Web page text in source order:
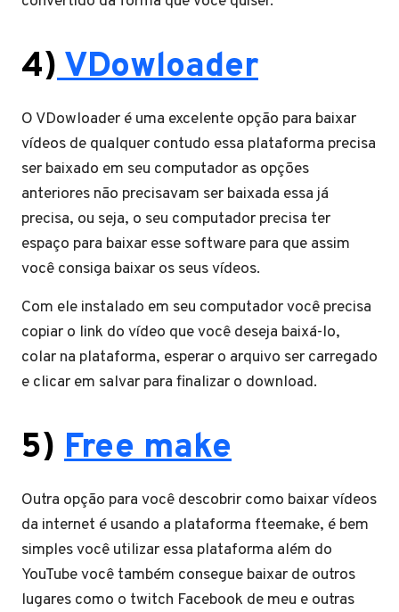
4)VDowloader
O VDowloader é uma excelente opção para baixar
vídeos de qualquer contudo essa plataforma precisa
ser baixado em seu computador as opções
anteriores não precisavam ser baixada essa já
precisa, ou seja, o seu computador precisa ter
espaço para baixar esse software para que assim
você consiga baixar os seus vídeos.
Com ele instalado em seu computador você precisa
copiar o link do vídeo que você deseja baixá-lo,
colar na plataforma, esperar o arquivo ser carregado
e clicar em salvar para finalizar o download.
5) Free make
Outra opção para você descobrir como baixar vídeos
da internet é usando a plataforma fteemake, é bem
simples você utilizar essa plataforma além do
YouTube você também consegue baixar de outros
lugares como o twitch Facebook de meu e outras